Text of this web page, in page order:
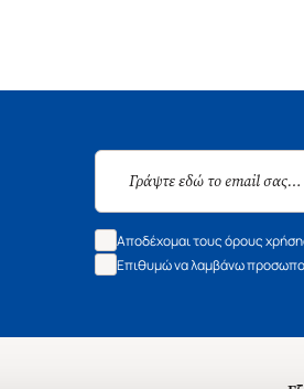
Αποδέχομαι τους όρους
Επιθυμώ να λαμβάνω